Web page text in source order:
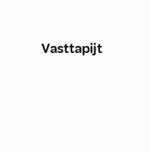
Vasttapijt